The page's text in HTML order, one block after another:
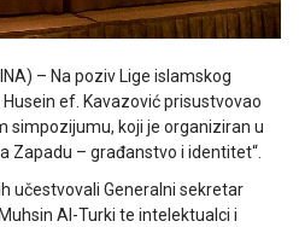
– Na poziv Lige islamskog
ef. Kavazović prisustvovao
simpozijumu, koji je organiziran u
Zapadu – građanstvo i identitet“.
učestvovali Generalni sekretar
Al-Turki te intelektualci i